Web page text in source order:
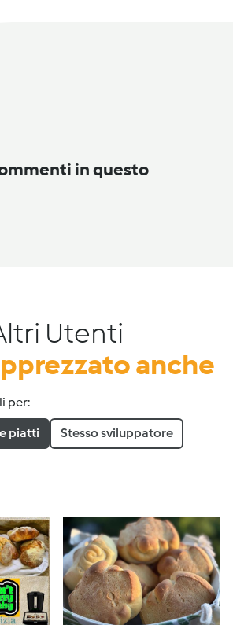
in questo
Utenti
anche
per:
piatti Stesso sviluppatore